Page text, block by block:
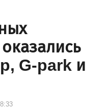
G-park и